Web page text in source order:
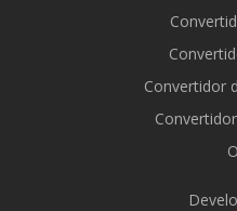
Convertidor